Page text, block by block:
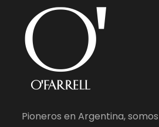
Pioneros en Argentina,